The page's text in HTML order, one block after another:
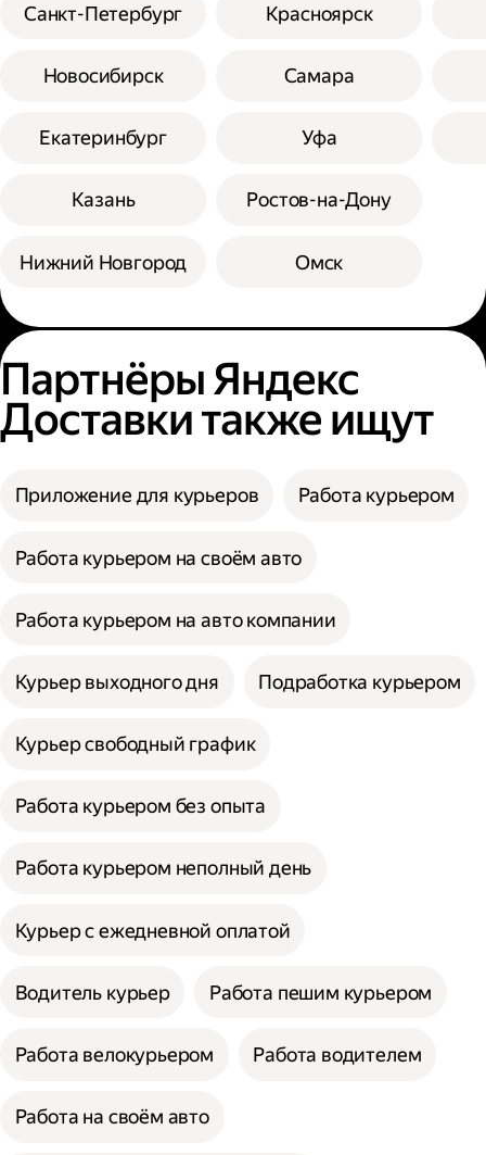
Санкт-Петербург
Новосибирск
Екатеринбург
Казань
Нижний Новгород
Красноярск
Самара
Уфа
Ростов-на-Дону
Омск
Партнёры Яндекс
Доставки также ищут
Приложение для курьеров Работа курьером
Работа курьером на своём авто
Работа курьером на авто компании
Курьер выходного дня Подработка курьером
Курьер свободный график
Работа курьером без опыта
Работа курьером неполный день
Курьер с ежедневной оплатой
Водитель курьер Работа пешим курьером
Работа велокурьером Работа водителем
Работа на своём авто